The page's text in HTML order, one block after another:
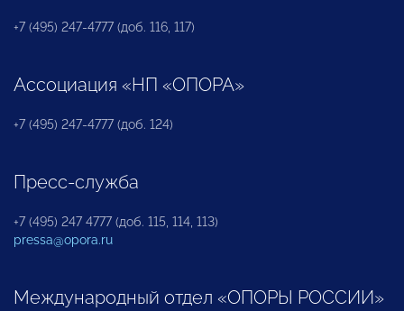
+7 (495) 247-4777 (доб. 116, 117)
Ассоциация «НП «ОПОРА»
+7 (495) 247-4777 (доб. 124)
Пресс-служба
+7 (495) 247 4777 (доб. 115, 114, 113)
pressa@opora.ru
Международный отдел «ОПОРЫ РОССИИ»